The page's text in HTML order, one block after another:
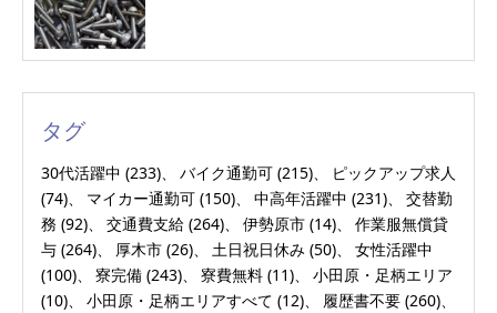
タグ
30代活躍中 (233) バイク通勤可 (215)
ピックアップ求人
(74)
マイカー通勤可 (150) 中高年活躍中 (231)
交替勤
務 (92) 交通費支給 (264) 伊勢原市 (14)
作業服無償貸
与 (264) 厚木市 (26) 土日祝日休み (50)
女性活躍中
(100)
寮完備 (243) 寮費無料 (11)
小田原・足柄エリア
(10)
小田原・足柄エリアすべて (12) 履歴書不要 (260)